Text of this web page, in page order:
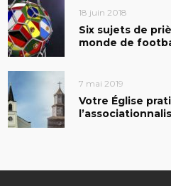
18 juin 2018
Six sujets de
monde de
7 mai 2019
Votre Église